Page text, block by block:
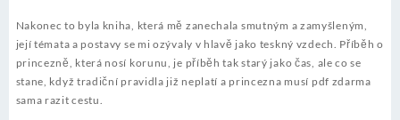
Nakonec to byla kniha, která mě zanechala smutným a zamyšleným,
její témata a postavy se mi ozývaly v hlavě jako teskný vzdech. Příběh o
princezně, která nosí korunu, je příběh tak starý jako čas, ale co se
stane, když tradiční pravidla již neplatí a princezna musí pdf zdarma
sama razit cestu.